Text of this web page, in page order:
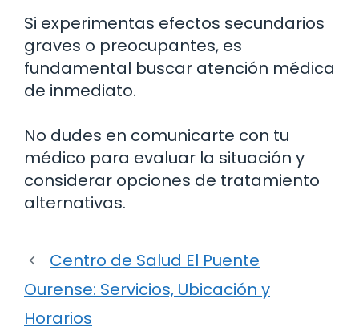
Si experimentas efectos secundarios
graves o preocupantes, es
fundamental buscar atención médica
de inmediato.
No dudes en comunicarte con tu
médico para evaluar la situación y
considerar opciones de tratamiento
alternativas.
Centro de Salud El Puente
Ourense: Servicios, Ubicación y
Horarios